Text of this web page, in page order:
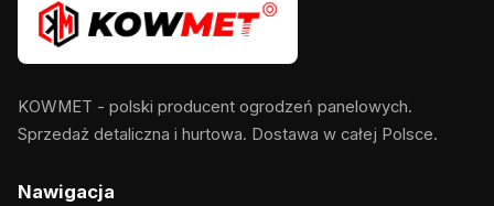
KOWMET - polski producent ogrodzeń panelowych.
Sprzedaż detaliczna i hurtowa. Dostawa w całej Polsce.
Nawigacja